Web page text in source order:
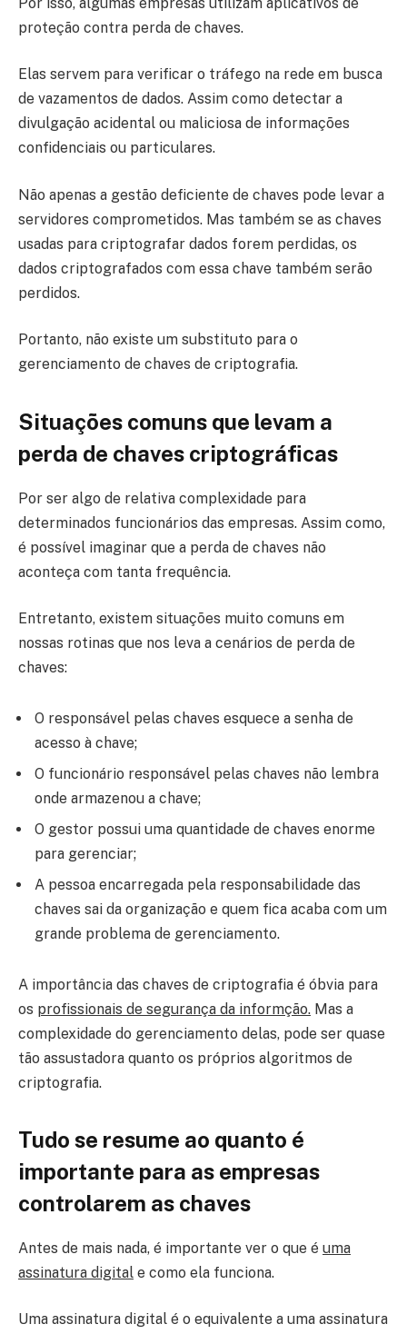
proteção contra perda de chaves.
Elas servem para verificar o tráfego na rede em busca
de vazamentos de dados. Assim como detectar a
divulgação acidental ou maliciosa de informações
confidenciais ou particulares.
Não apenas a gestão deficiente de chaves pode levar a
servidores comprometidos. Mas também se as chaves
usadas para criptografar dados forem perdidas, os
dados criptografados com essa chave também serão
perdidos.
Portanto, não existe um substituto para o
gerenciamento de chaves de criptografia.
Situações comuns que levam a
perda de chaves criptográficas
Por ser algo de relativa complexidade para
determinados funcionários das empresas. Assim como,
é possível imaginar que a perda de chaves não
aconteça com tanta frequência.
Entretanto, existem situações muito comuns em
nossas rotinas que nos leva a cenários de perda de
chaves:
O responsável pelas chaves esquece a senha de
acesso à chave;
O funcionário responsável pelas chaves não lembra
onde armazenou a chave;
O gestor possui uma quantidade de chaves enorme
para gerenciar;
A pessoa encarregada pela responsabilidade das
chaves sai da organização e quem fica acaba com um
grande problema de gerenciamento.
A importância das chaves de criptografia é óbvia para
os profissionais de segurança da informção. Mas a
complexidade do gerenciamento delas, pode ser quase
tão assustadora quanto os próprios algoritmos de
criptografia.
Tudo se resume ao quanto é
importante para as empresas
controlarem as chaves
Antes de mais nada, é importante ver o que é uma
assinatura digital e como ela funciona.
Uma assinatura digital é o equivalente a uma assinatura